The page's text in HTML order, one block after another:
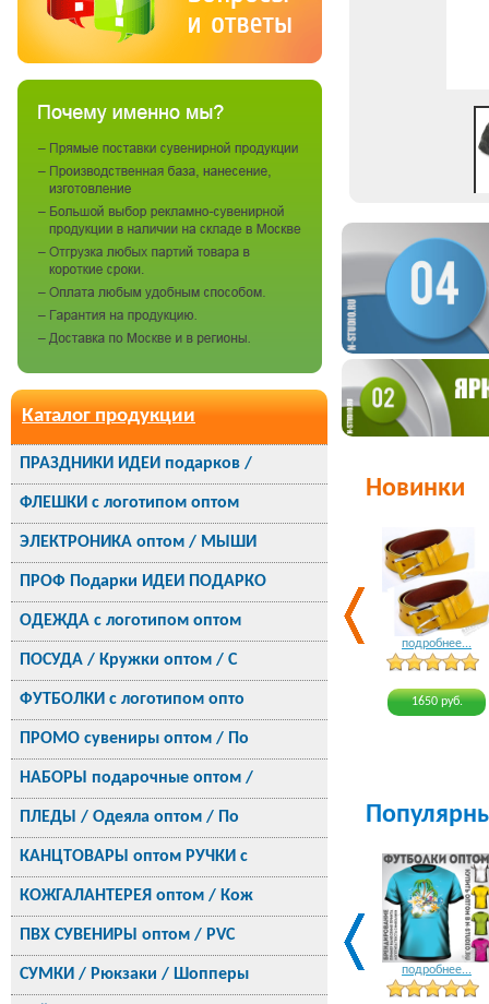
Каталог продукции
ПРАЗДНИКИ ИДЕИ подарков /
ФЛЕШКИ с логотипом оптом
ЭЛЕКТРОНИКА оптом / МЫШИ
ПРОФ Подарки ИДЕИ ПОДАРКО
ОДЕЖДА с логотипом оптом
ПОСУДА / Кружки оптом / С
ФУТБОЛКИ с логотипом опто
ПРОМО сувениры оптом / По
НАБОРЫ подарочные оптом /
ПЛЕДЫ / Одеяла оптом / По
КАНЦТОВАРЫ оптом РУЧКИ с
КОЖГАЛАНТЕРЕЯ оптом / Кож
ПВХ СУВЕНИРЫ оптом / PVC
СУМКИ / Рюкзаки / Шопперы
Новинки
подробнее...
1650 руб.
подробнее...